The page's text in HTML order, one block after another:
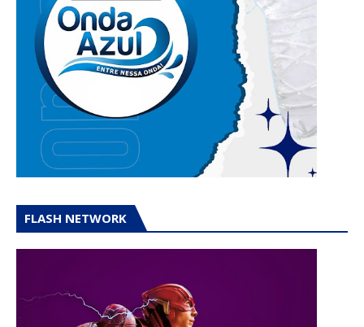
FLASH NETWORK